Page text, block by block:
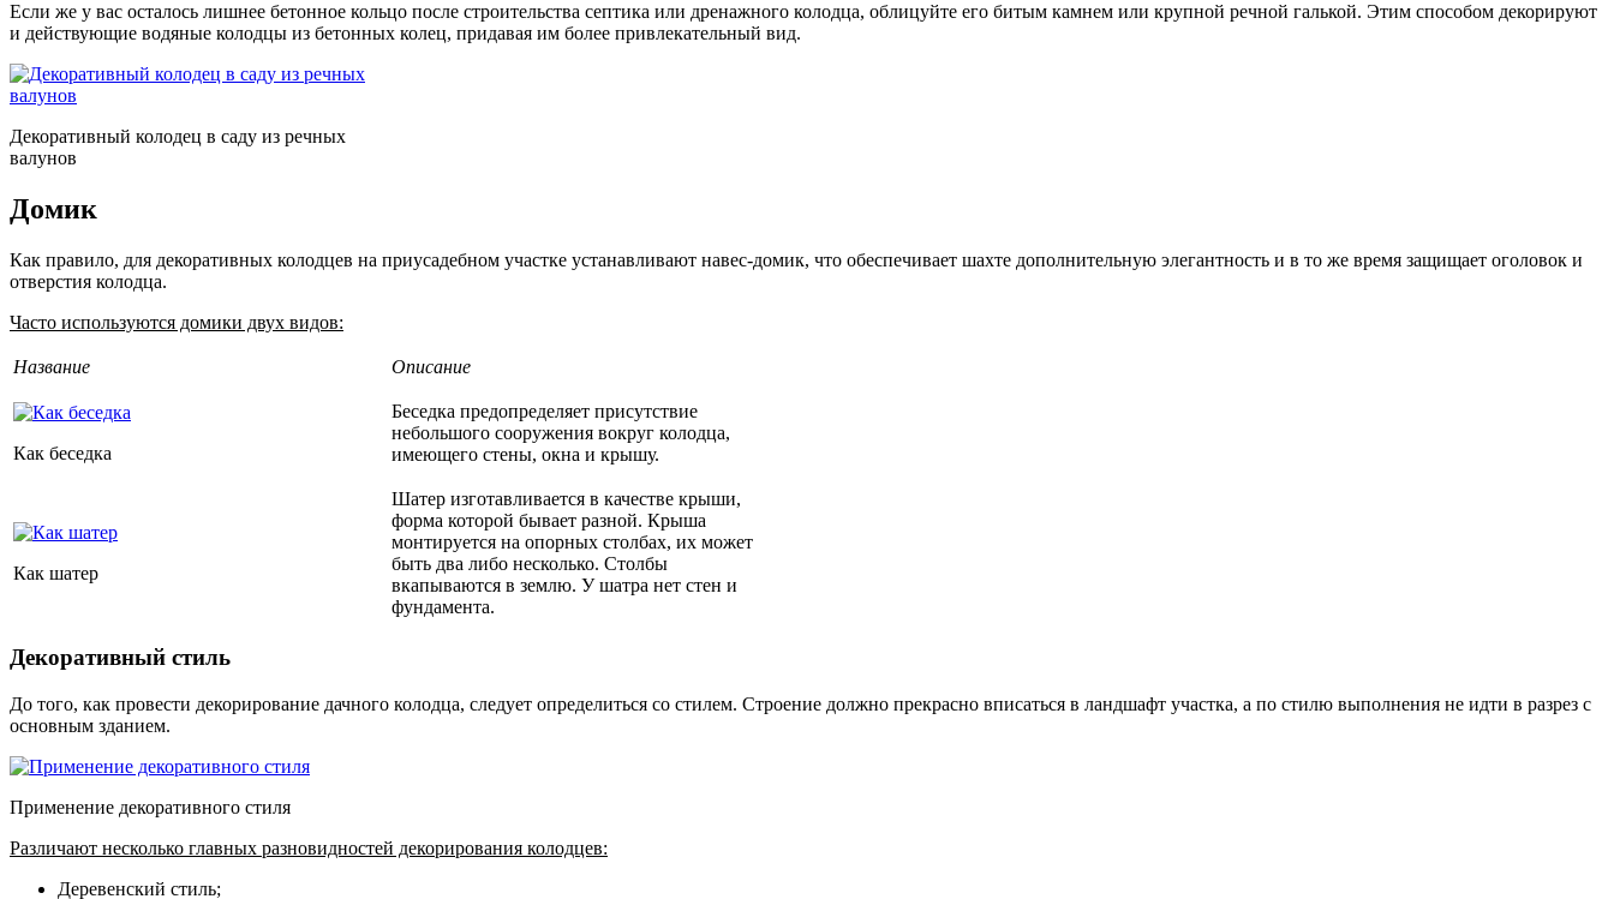
Если же у вас осталось лишнее бетонное кольцо после строительства септика или дренажного колодца, облицуйте его битым камнем или крупной речной галькой. Этим способом декорируют
и действующие водяные колодцы из бетонных колец, придавая им более привлекательный вид.
Декоративный колодец в саду из речных
валунов
Домик
Как правило, для декоративных колодцев на приусадебном участке устанавливают навес-домик, что обеспечивает шахте дополнительную элегантность и в то же время защищает оголовок и
отверстия колодца.
Часто используются домики двух видов:
Название Описание
Как беседка
Беседка предопределяет присутствие
небольшого сооружения вокруг колодца,
имеющего стены, окна и крышу.
Как шатер
Шатер изготавливается в качестве крыши,
форма которой бывает разной. Крыша
монтируется на опорных столбах, их может
быть два либо несколько. Столбы
вкапываются в землю. У шатра нет стен и
фундамента.
Декоративный стиль
До того, как провести декорирование дачного колодца, следует определиться со стилем. Строение должно прекрасно вписаться в ландшафт участка, а по стилю выполнения не идти в разрез с
основным зданием.
Применение декоративного стиля
Различают несколько главных разновидностей декорирования колодцев:
Деревенский стиль;